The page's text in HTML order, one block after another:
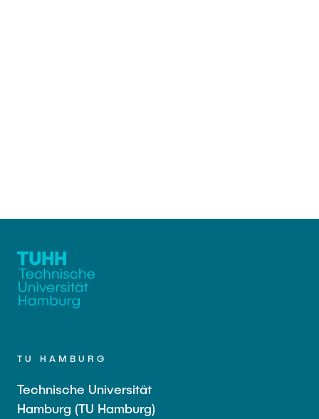
TU HAMBURG
Technische Universität
Hamburg (TU Hamburg)